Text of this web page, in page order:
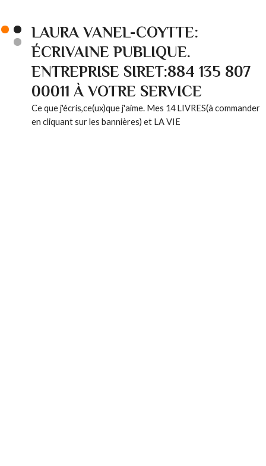
LAURA VANEL-COYTTE:
ÉCRIVAINE PUBLIQUE.
ENTREPRISE SIRET:884 135 807
00011 À VOTRE SERVICE
Ce que j'écris,ce(ux)que j'aime. Mes 14 LIVRES(à commander
en cliquant sur les bannières) et LA VIE